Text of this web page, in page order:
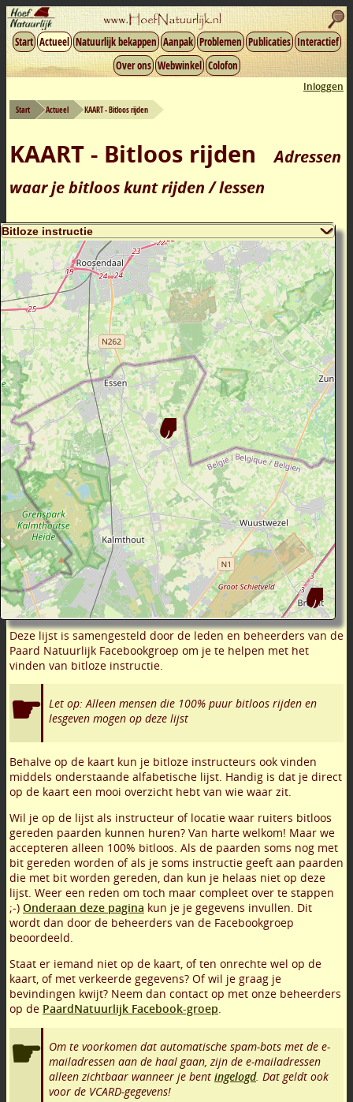
Start Actueel Natuurlijk bekappen Aanpak Problemen Publicaties Interactief
Over ons Webwinkel Colofon
Inloggen
Start Actueel KAART - Bitloos rijden
KAART - Bitloos rijden
Adressen
waar je bitloos kunt rijden / lessen
Deze lijst is samengesteld door de leden en beheerders van de
Paard Natuurlijk Facebookgroep om je te helpen met het
vinden van bitloze instructie.
Let op: Alleen mensen die 100% puur bitloos rijden en
lesgeven mogen op deze lijst
Behalve op de kaart kun je bitloze instructeurs ook vinden
middels onderstaande alfabetische lijst. Handig is dat je direct
op de kaart een mooi overzicht hebt van wie waar zit.
Wil je op de lijst als instructeur of locatie waar ruiters bitloos
gereden paarden kunnen huren? Van harte welkom! Maar we
accepteren alleen 100% bitloos. Als de paarden soms nog met
bit gereden worden of als je soms instructie geeft aan paarden
die met bit worden gereden, dan kun je helaas niet op deze
lijst. Weer een reden om toch maar compleet over te stappen
;-) Onderaan deze pagina kun je je gegevens invullen. Dit
wordt dan door de beheerders van de Facebookgroep
beoordeeld.
Staat er iemand niet op de kaart, of ten onrechte wel op de
kaart, of met verkeerde gegevens? Of wil je graag je
bevindingen kwijt? Neem dan contact op met onze beheerders
op de PaardNatuurlijk Facebook-groep.
Om te voorkomen dat automatische spam-bots met de e-
mailadressen aan de haal gaan, zijn de e-mailadressen
alleen zichtbaar wanneer je bent ingelogd. Dat geldt ook
voor de VCARD-gegevens!